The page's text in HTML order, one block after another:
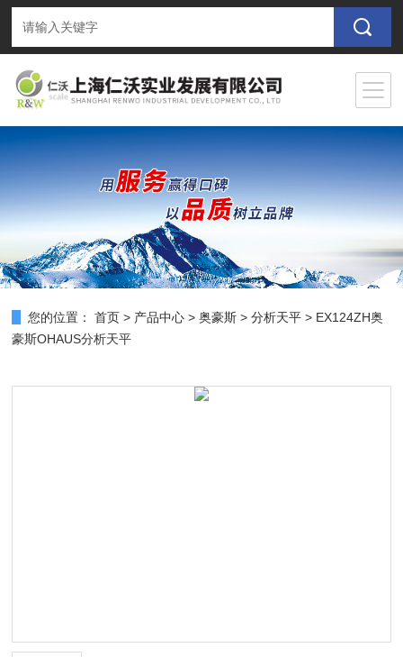
您的位置： 首页 > 产品中心 >奥豪斯 >分析天平 > EX124ZH奥
豪斯OHAUS分析天平